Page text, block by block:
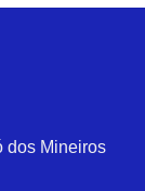
dos Mineiros